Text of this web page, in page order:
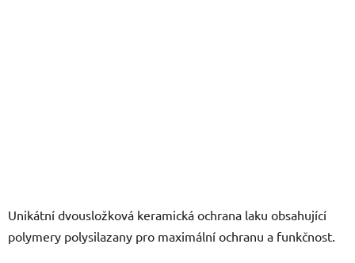
Unikátní dvousložková keramická ochrana laku obsahující
polymery polysilazany pro maximální ochranu a funkčnost.